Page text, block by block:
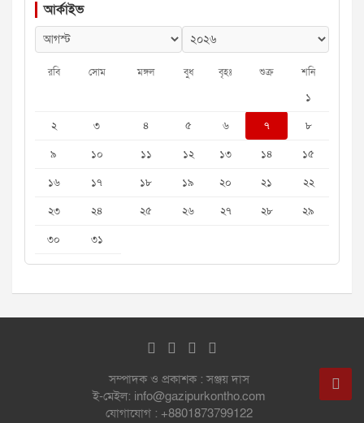
আর্কাইভ
রবি সোম মঙ্গল বুধ বৃহঃ শুক্র শনি
১
২
৩ ৪ ৫ ৬ ৭
৮
৯
১০ ১১ ১২ ১৩ ১৪
১৫
১৬
১৭ ১৮ ১৯ ২০ ২১
২২
২৩
২৪ ২৫ ২৬ ২৭ ২৮
২৯
৩০
৩১
সম্পাদক ও প্রকাশক : সঞ্জয় দাস
ই-মেইল: info@gazipurkontho.com
যোগাযোগ : +8801873799122